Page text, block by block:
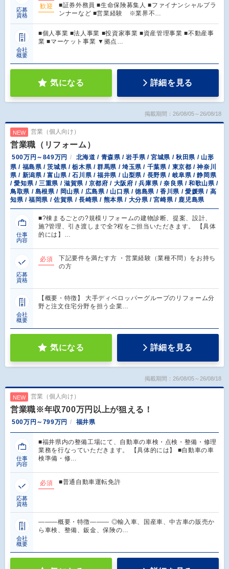
応募
資格
歓迎
■証券外務員 ■生命保険募集人 ■ファイナンシャルプラ
ンナーなど ■営業経験 ※業界不…
会社
概要
■個人事業 ■法人事業 ■投資家事業 ■資産管理事業 ■不動産事
業 ■マーケット事業 ▼拠点…
気になる 詳細を見る
掲載期間：26/08/05～26/08/18
NEW 営業（個人向け）
営業職（リフォーム）
500万円～849万円
北海道 / 青森県 / 岩手県 / 宮城県 / 秋田県 / 山形
県 / 福島県 / 茨城県 / 栃木県 / 群馬県 / 埼玉県 / 千葉県 / 東京都 / 神奈川
県 / 新潟県 / 富山県 / 石川県 / 福井県 / 山梨県 / 長野県 / 岐阜県 / 静岡県
/ 愛知県 / 三重県 / 滋賀県 / 京都府 / 大阪府 / 兵庫県 / 奈良県 / 和歌山県 /
鳥取県 / 島根県 / 岡山県 / 広島県 / 山口県 / 徳島県 / 香川県 / 愛媛県 / 高
知県 / 福岡県 / 佐賀県 / 長崎県 / 熊本県 / 大分県 / 宮崎県 / 鹿児島県
仕事
内容
■?棟まるごとの?規模リフォームの建物診断、提案、設計、
施?管理、引き渡しまで全?程をご担当いただきます。 【具体
的には】…
応募
資格
必須
下記要件を満たす方 ・営業経験（業種不問）をお持ち
の方
会社
概要
【概要・特徴】 大手ディベロッパーグループのリフォーム分
野と注文住宅分野を担う企業…
気になる 詳細を見る
掲載期間：26/08/05～26/08/18
NEW 営業（個人向け）
営業職※年収700万円以上が狙える！
500万円～799万円 福井県
仕事
内容
■福井県内の整備工場にて、自動車の車検・点検・整備・修理
業務を行なっていただきます。 【具体的には】 ■自動車の車
検準備・修…
応募
資格
必須 ■普通自動車運転免許
会社
概要
―――概要・特徴――― ◎輸入車、国産車、中古車の販売か
ら車検、整備、鈑金、保険の…